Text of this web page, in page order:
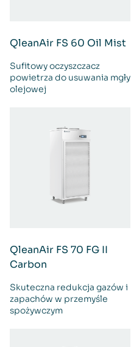
QleanAir FS 60 Oil Mist
Sufitowy oczyszczacz
powietrza do usuwania mgły
olejowej
QleanAir FS 70 FG II
Carbon
Skuteczna redukcja gazów i
zapachów w przemyśle
spożywczym